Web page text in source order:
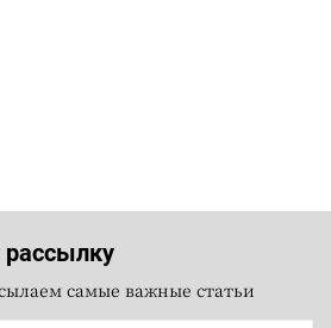
самые важные статьи